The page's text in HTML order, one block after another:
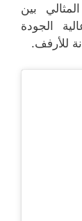
بين
الجودة
للأرفف.